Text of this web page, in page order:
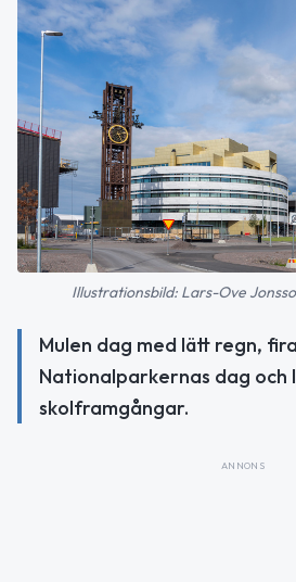
Illustrationsbild: Lars-Ove
Mulen dag med lätt regn,
Nationalparkernas dag och
skolframgångar.
ANNONS